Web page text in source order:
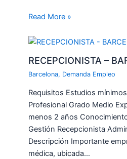
Read More »
RECEPCIONISTA –
Barcelona, Demanda Empleo
Requisitos Estudios
Profesional Grado Medio
menos 2 años
Gestión Recepcionista
Descripción Importante
médica, ubicada…